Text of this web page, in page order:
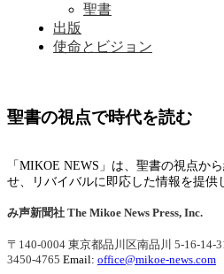
聖書
出版
使命とビジョン
聖書の視点で時代を読む
「MIKOE NEWS」は、聖書の視点か
せ、リバイバルに即応した情報を提供
み声新聞社 The Mikoe News Press, Inc.
〒140-0004 東京都品川区南品川 5-16-14-
3450-4765 Email: office@mikoe-news.com